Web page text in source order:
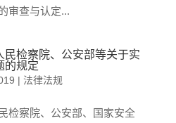
审查与认定...
民检察院、公安部等关于实
的规定
| 法律法规
检察院、公安部、国家安全